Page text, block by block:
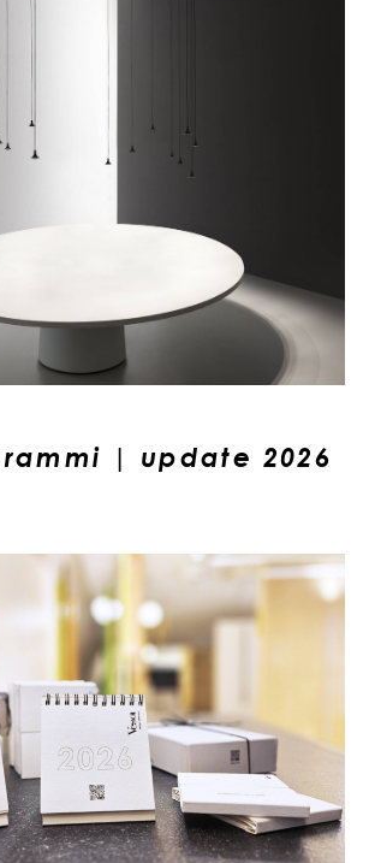
| update 2026